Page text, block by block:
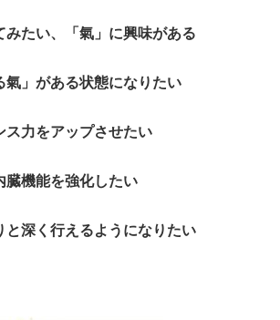
みたい、「氣」に興味がある
氣」がある状態になりたい
ス力をアップさせたい
臓機能を強化したい
と深く行えるようになりたい